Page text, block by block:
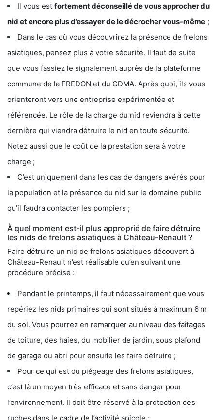
Il vous est fortement déconseillé de vous approcher du
nid et encore plus d’essayer de le décrocher vous-même ;
Dans le cas où vous découvrirez la présence de frelons
asiatiques, pensez plus à votre sécurité. Il faut de suite
que vous fassiez le signalement auprès de la plateforme
commune de la FREDON et du GDMA. Après quoi, ils vous
orienteront vers une entreprise expérimentée et
référencée. Le rôle de la charge du nid reviendra à cette
dernière qui viendra détruire le nid en toute sécurité.
Notez aussi que le coût de la prestation sera à votre
charge ;
C’est uniquement dans les cas de dangers avérés pour
la population et la présence du nid sur le domaine public
qu’il faudra contacter les pompiers ;
À quel moment est-il plus approprié de faire détruire
les nids de frelons asiatiques à Château-Renault ?
Faire détruire un nid de frelons asiatiques découvert à
Château-Renault n’est réalisable qu’en suivant une
procédure précise :
Pendant le printemps, il faut nécessairement que vous
repériez les nids primaires qui sont situés à maximum 6 m
du sol. Vous pourrez en remarquer au niveau des faîtages
de toiture, des haies, du mobilier de jardin, sous plafond
de garage ou abri pour ensuite les faire détruire ;
Pour ce qui est du piégeage des frelons asiatiques,
c’est là un moyen très efficace et sans danger pour
l’environnement. Il doit être réservé à la protection des
ruches dans le cadre de l’activité apicole ;